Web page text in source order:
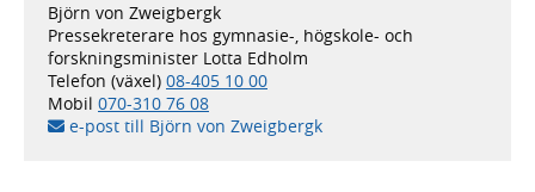
Björn von Zweigbergk
Pressekreterare hos gymnasie-, högskole- och
forskningsminister Lotta Edholm
Telefon (växel) 08-405 10 00
Mobil 070-310 76 08
e-post till Björn von Zweigbergk